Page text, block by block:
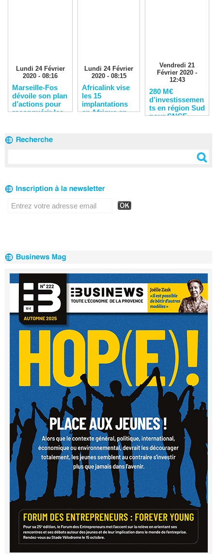
Lundi 24 Février
2020 - 08:16
Marseille-Fos
dévoile son plan
d’actions pour
reconquérir les
Lundi 24 Février
2020 - 08:15
Africalink vise
les 15
implantations
en Afrique en
Vendredi 21
Février 2020 -
12:43
280 M€
d’investissemen
ts en région Sud
pour SNCF